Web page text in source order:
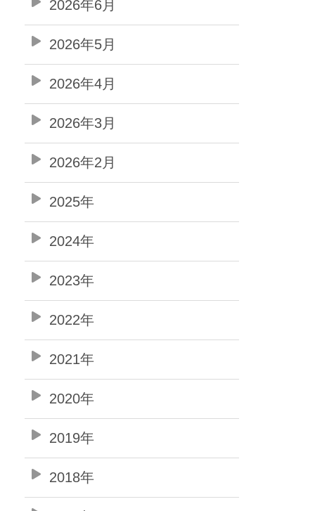
2026年6月
2026年5月
2026年4月
2026年3月
2026年2月
2025年
2024年
2023年
2022年
2021年
2020年
2019年
2018年